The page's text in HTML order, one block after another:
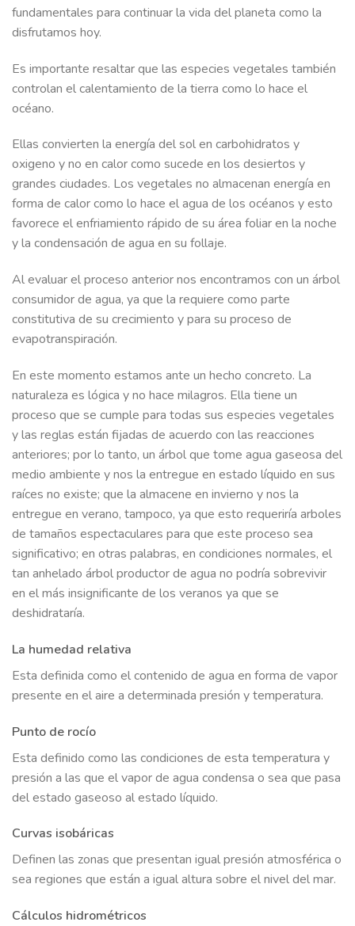
fundamentales para continuar la vida del planeta como la
disfrutamos hoy.
Es importante resaltar que las especies vegetales también
controlan el calentamiento de la tierra como lo hace el
océano.
Ellas convierten la energía del sol en carbohidratos y
oxigeno y no en calor como sucede en los desiertos y
grandes ciudades. Los vegetales no almacenan energía en
forma de calor como lo hace el agua de los océanos y esto
favorece el enfriamiento rápido de su área foliar en la noche
y la condensación de agua en su follaje.
Al evaluar el proceso anterior nos encontramos con un árbol
consumidor de agua, ya que la requiere como parte
constitutiva de su crecimiento y para su proceso de
evapotranspiración.
En este momento estamos ante un hecho concreto. La
naturaleza es lógica y no hace milagros. Ella tiene un
proceso que se cumple para todas sus especies vegetales
y las reglas están fijadas de acuerdo con las reacciones
anteriores; por lo tanto, un árbol que tome agua gaseosa del
medio ambiente y nos la entregue en estado líquido en sus
raíces no existe; que la almacene en invierno y nos la
entregue en verano, tampoco, ya que esto requeriría arboles
de tamaños espectaculares para que este proceso sea
significativo; en otras palabras, en condiciones normales, el
tan anhelado árbol productor de agua no podría sobrevivir
en el más insignificante de los veranos ya que se
deshidrataría.
La humedad relativa
Esta definida como el contenido de agua en forma de vapor
presente en el aire a determinada presión y temperatura.
Punto de rocío
Esta definido como las condiciones de esta temperatura y
presión a las que el vapor de agua condensa o sea que pasa
del estado gaseoso al estado líquido.
Curvas isobáricas
Definen las zonas que presentan igual presión atmosférica o
sea regiones que están a igual altura sobre el nivel del mar.
Cálculos hidrométricos